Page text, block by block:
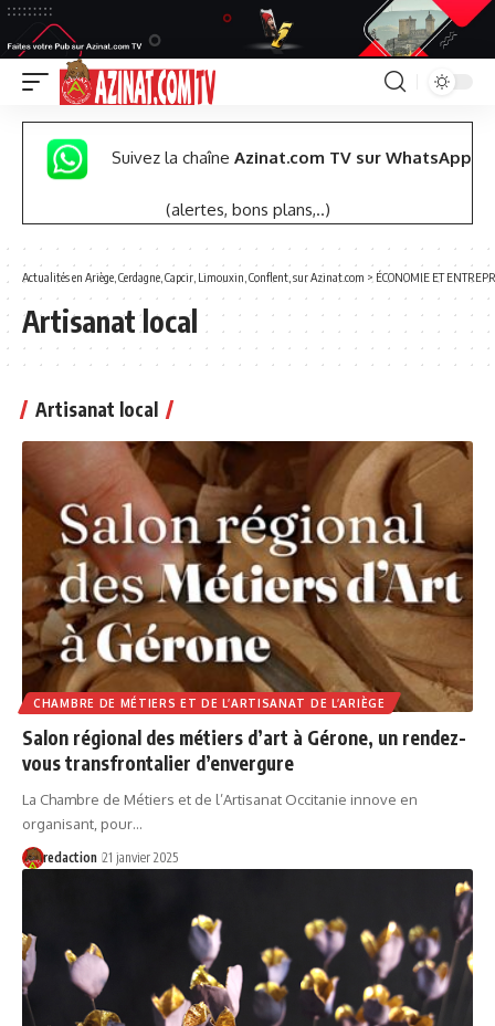
Suivez la chaîne Azinat.com TV sur WhatsApp
(alertes, bons plans,..)
Actualités en Ariège, Cerdagne, Capcir, Limouxin, Conflent, sur Azinat.com > ÉCONOMIE ET
Artisanat local
Artisanat local
CHAMBRE DE MÉTIERS ET DE L’ARTISANAT DE L’ARIÈGE
Salon régional des métiers d’art à Gérone, un rendez-
vous transfrontalier d’envergure
La Chambre de Métiers et de l’Artisanat Occitanie innove en
organisant, pour…
redaction 21 janvier 2025